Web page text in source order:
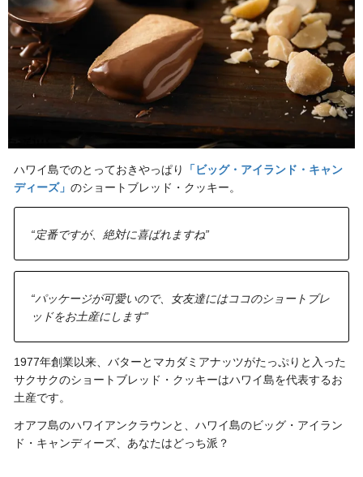
ハワイ島でのとっておきやっぱり
「ビッグ・アイランド・キャン
ディーズ」 のショートブレッド・クッキー。
“定番ですが、絶対に喜ばれますね”
“パッケージが可愛いので、女友達にはココのショートブレ
ッドをお土産にします”
1977年創業以来、バターとマカダミアナッツがたっぷりと入った
サクサクのショートブレッド・クッキーはハワイ島を代表するお
土産です。
オアフ島のハワイアンクラウンと、ハワイ島のビッグ・アイラン
ド・キャンディーズ、あなたはどっち派？